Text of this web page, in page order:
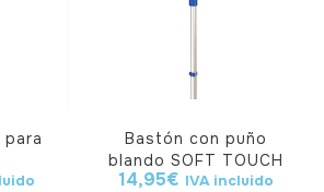
para
Bastón con puño
blando SOFT TOUCH
14,95€ IVA incluido